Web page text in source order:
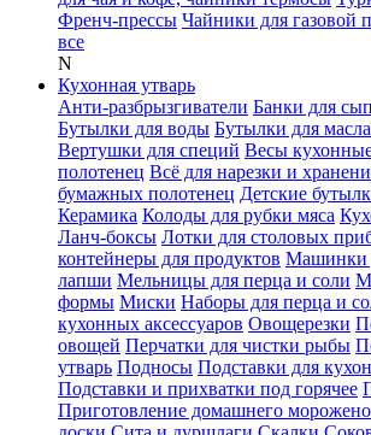
Френч-прессы Чайники для газовой
все
N
Кухонная утварь
Анти-разбрызгиватели Банки для
Бутылки для воды Бутылки для
Вертушки для специй Весы
полотенец Всё для нарезки и
бумажных полотенец Детские
Керамика Колоды для рубки мяса
Ланч-боксы Лотки для столовых
контейнеры для продуктов Машинки
лапши Мельницы для перца и соли
формы Миски Наборы для перца и
кухонных аксессуаров Овощерезки
овощей Перчатки для чистки рыбы
утварь Подносы Подставки для
Подставки и прихватки под горячее
Приготовление домашнего